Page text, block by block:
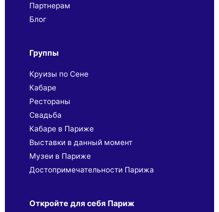
Партнерaм
Блог
Группы
Круизы по Сене
Кабаре
Рестораны
Свадьба
Кабаре в Париже
Выставки в данный момент
Музеи в Париже
Достопримечательности Парижа
Откройте для себя Париж